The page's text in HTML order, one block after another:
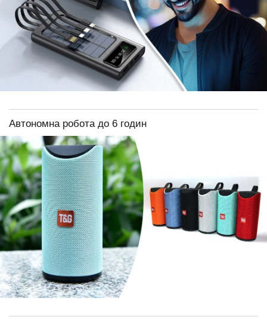
Автономна робота до 6 годин